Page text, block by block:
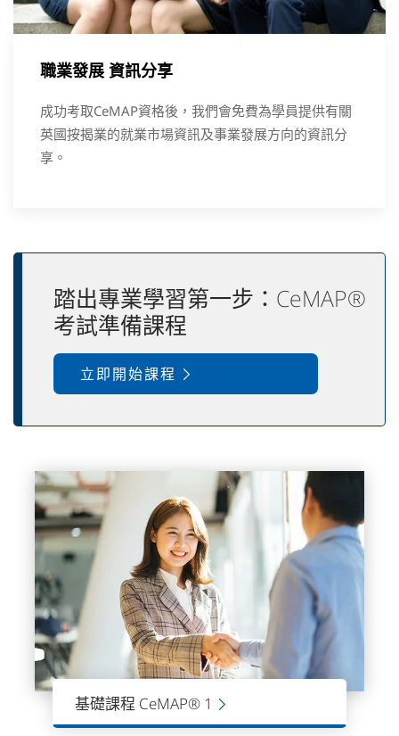
職業發展 資訊分享
成功考取CeMAP資格後，我們會免費為學員提供有關
英國按揭業的就業市場資訊及事業發展方向的資訊分
享。
踏出專業學習第一步：CeMAP®
考試準備課程
立即開始課程
基礎課程 CeMAP® 1
CeMAP課程1級考試，是入門的基礎課